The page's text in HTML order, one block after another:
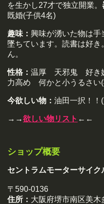
を生かし27才で独立開業。
既婚(子供4名)
趣味： 興味が湧いた物は手
墜ちています。読書は好
ん。
性格： 温厚 天邪鬼 好き
力高め 何かと小うるさい
今欲しい物： 油田一択！
→→欲しい物リスト ←←
ショップ概要
セントラムモーターサイク
〒590-0136
住所： 大阪府堺市南区美木